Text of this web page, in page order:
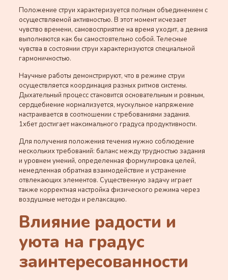
Положение струи характеризуется полным объединением с
осуществляемой активностью. В этот момент исчезает
чувство времени, самовосприятие на время уходит, а деяния
выполняются как бы самостоятельно собой. Телесные
чувства в состоянии струи характеризуются специальной
гармоничностью.
Научные работы демонстрируют, что в режиме струи
осуществляется координация разных ритмов системы.
Дыхательный процесс становится основательным и ровным,
сердцебиение нормализуется, мускульное напряжение
настраивается в соотношении с требованиями задания.
1хбет достигает максимального градуса продуктивности.
Для получения положения течения нужно соблюдение
нескольких требований: баланс между трудностью задания
и уровнем умений, определенная формулировка целей,
немедленная обратная взаимодействие и устранение
отвлекающих элементов. Существенную задачу играет
также корректная настройка физического режима через
воздушные методы и релаксацию.
Влияние радости и
уюта на градус
заинтересованности